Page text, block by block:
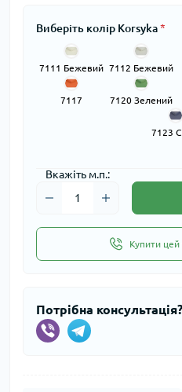
Виберіть колір Korsyka*
7111 Бежевий 7112 Бежевий
7117
7120 Зелений
7123
Вкажіть м.п.:
Купити цей
Потрібна